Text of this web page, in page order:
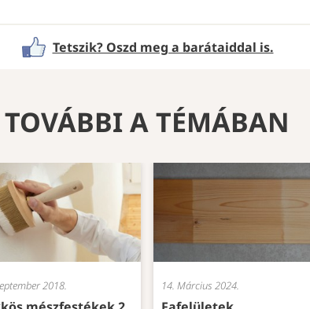
Tetszik? Oszd meg a barátaiddal is.
TOVÁBBI A TÉMÁBAN
2018. 14. Március 2024.